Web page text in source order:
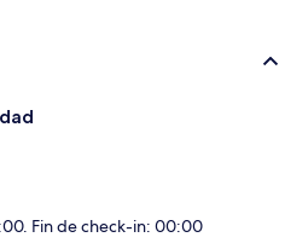
Fin de check-in: 00:00